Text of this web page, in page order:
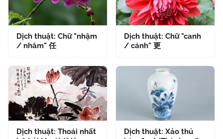
Dịch thuật: Chữ "nhậm
/ nhâm" 任
Dịch thuật: Chữ "canh
/ cánh" 更
Dịch thuật: Thoái nhất
Dịch thuật: Xảo thủ